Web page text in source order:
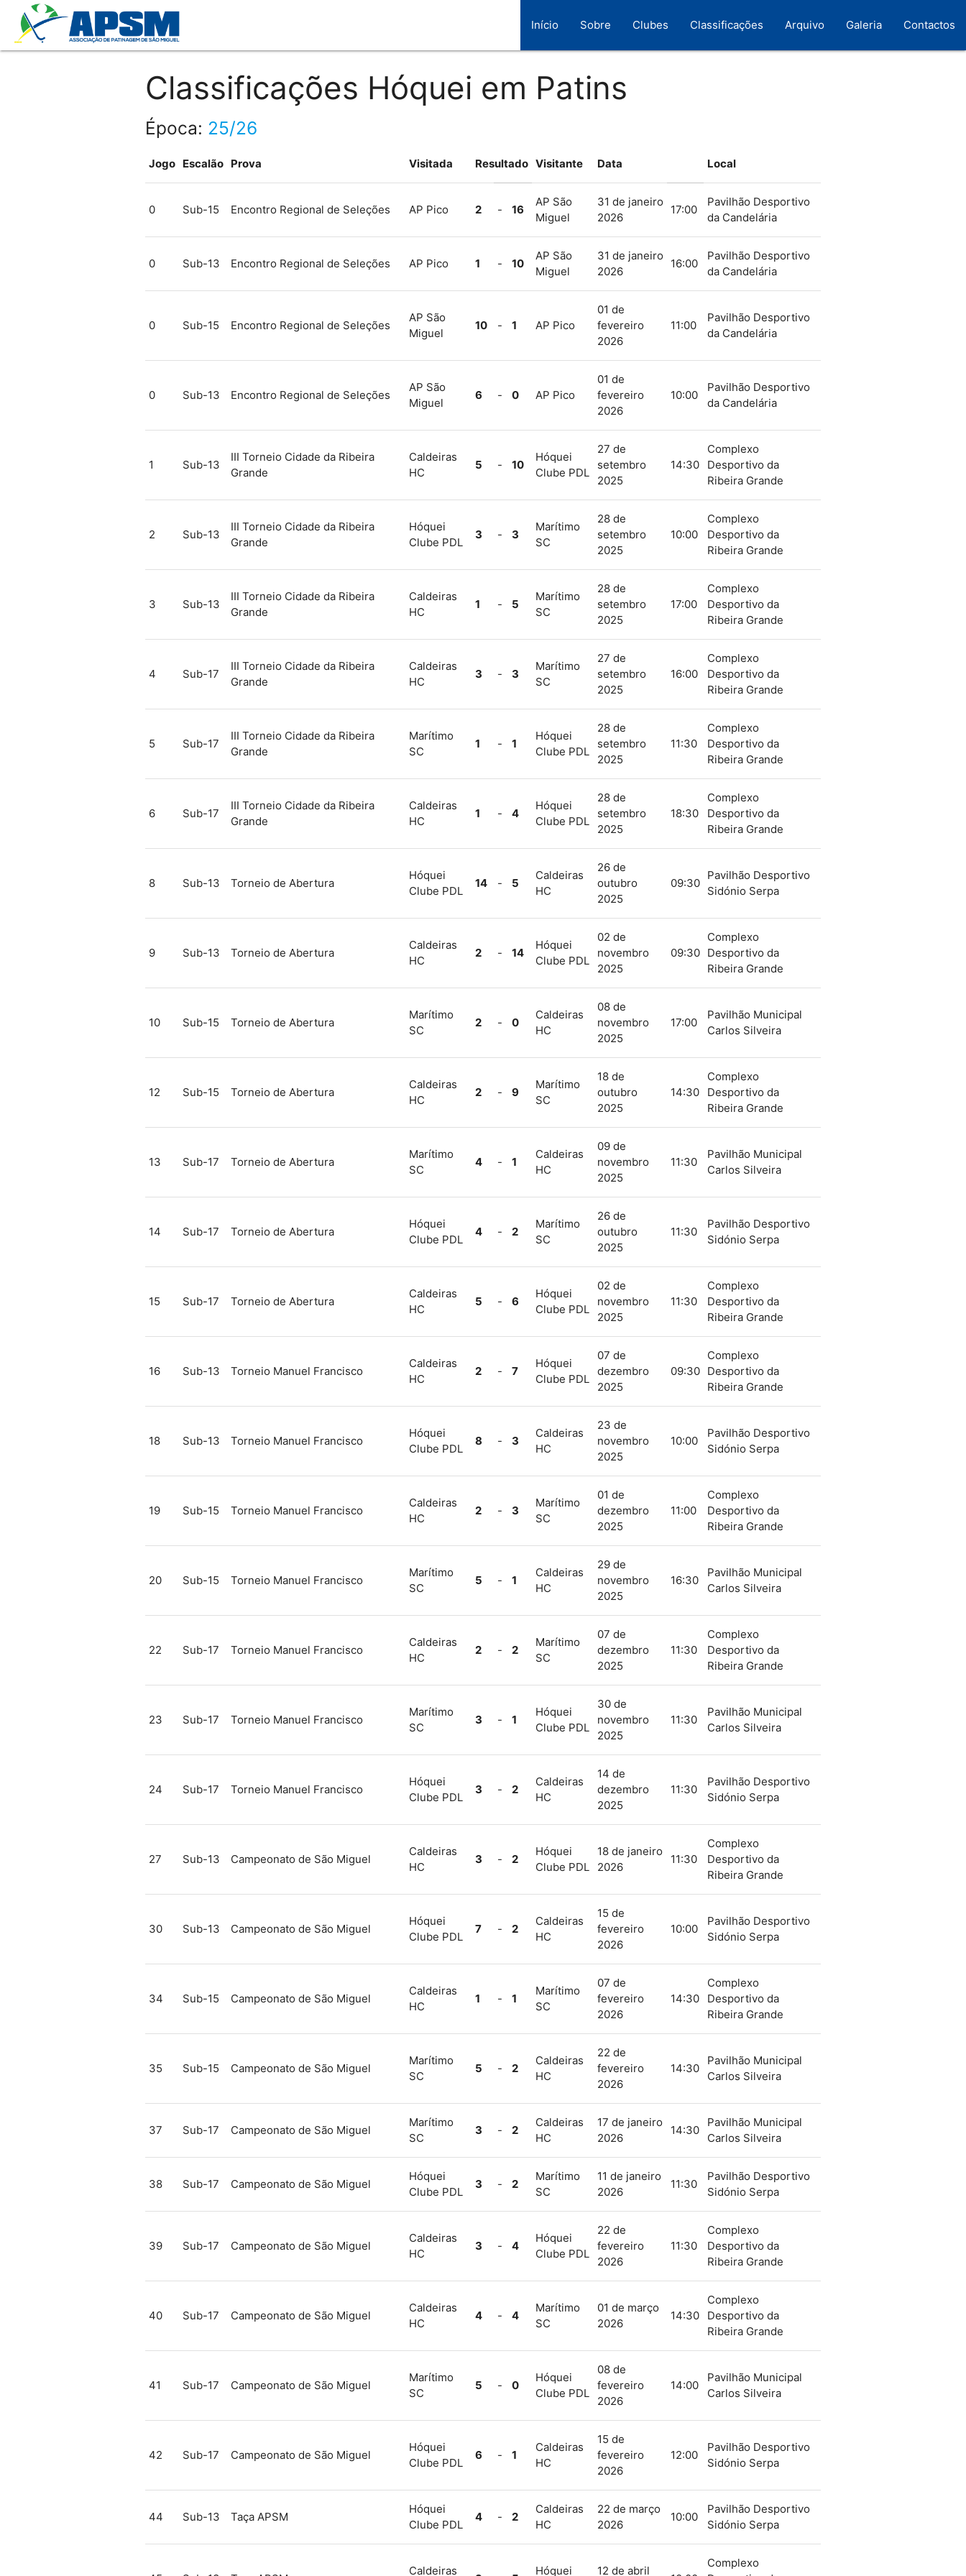
Início Sobre Clubes Classificações Arquivo Galeria Contactos
Classificações Hóquei em Patins
Época: 25/26
Jogo Escalão Prova Visitada Resultado Visitante Data Local
0 Sub-15 Encontro Regional de Seleções AP Pico 2 - 16
AP São
Miguel
31 de janeiro
2026
17:00
Pavilhão Desportivo
da Candelária
0 Sub-13 Encontro Regional de Seleções AP Pico 1 - 10
AP São
Miguel
31 de janeiro
2026
16:00
Pavilhão Desportivo
da Candelária
0 Sub-15 Encontro Regional de Seleções
AP São
Miguel
10 - 1 AP Pico
01 de
fevereiro
2026
11:00
Pavilhão Desportivo
da Candelária
0 Sub-13 Encontro Regional de Seleções
AP São
Miguel
6 - 0 AP Pico
01 de
fevereiro
2026
10:00
Pavilhão Desportivo
da Candelária
1 Sub-13
III Torneio Cidade da Ribeira
Grande
Caldeiras
HC
5 - 10
Hóquei
Clube PDL
27 de
setembro
2025
14:30
Complexo
Desportivo da
Ribeira Grande
2 Sub-13
III Torneio Cidade da Ribeira
Grande
Hóquei
Clube PDL
3 - 3
Marítimo
SC
28 de
setembro
2025
10:00
Complexo
Desportivo da
Ribeira Grande
3 Sub-13
III Torneio Cidade da Ribeira
Grande
Caldeiras
HC
1 - 5
Marítimo
SC
28 de
setembro
2025
17:00
Complexo
Desportivo da
Ribeira Grande
4 Sub-17
III Torneio Cidade da Ribeira
Grande
Caldeiras
HC
3 - 3
Marítimo
SC
27 de
setembro
2025
16:00
Complexo
Desportivo da
Ribeira Grande
5 Sub-17
III Torneio Cidade da Ribeira
Grande
Marítimo
SC
1 - 1
Hóquei
Clube PDL
28 de
setembro
2025
11:30
Complexo
Desportivo da
Ribeira Grande
6 Sub-17
III Torneio Cidade da Ribeira
Grande
Caldeiras
HC
1 - 4
Hóquei
Clube PDL
28 de
setembro
2025
18:30
Complexo
Desportivo da
Ribeira Grande
8 Sub-13 Torneio de Abertura
Hóquei
Clube PDL
14 - 5
Caldeiras
HC
26 de
outubro
2025
09:30
Pavilhão Desportivo
Sidónio Serpa
9 Sub-13 Torneio de Abertura
Caldeiras
HC
2 - 14
Hóquei
Clube PDL
02 de
novembro
2025
09:30
Complexo
Desportivo da
Ribeira Grande
10 Sub-15 Torneio de Abertura
Marítimo
SC
2 - 0
Caldeiras
HC
08 de
novembro
2025
17:00
Pavilhão Municipal
Carlos Silveira
12 Sub-15 Torneio de Abertura
Caldeiras
HC
2 - 9
Marítimo
SC
18 de
outubro
2025
14:30
Complexo
Desportivo da
Ribeira Grande
13 Sub-17 Torneio de Abertura
Marítimo
SC
4 - 1
Caldeiras
HC
09 de
novembro
2025
11:30
Pavilhão Municipal
Carlos Silveira
14 Sub-17 Torneio de Abertura
Hóquei
Clube PDL
4 - 2
Marítimo
SC
26 de
outubro
2025
11:30
Pavilhão Desportivo
Sidónio Serpa
15 Sub-17 Torneio de Abertura
Caldeiras
HC
5 - 6
Hóquei
Clube PDL
02 de
novembro
2025
11:30
Complexo
Desportivo da
Ribeira Grande
16 Sub-13 Torneio Manuel Francisco
Caldeiras
HC
2 - 7
Hóquei
Clube PDL
07 de
dezembro
2025
09:30
Complexo
Desportivo da
Ribeira Grande
18 Sub-13 Torneio Manuel Francisco
Hóquei
Clube PDL
8 - 3
Caldeiras
HC
23 de
novembro
2025
10:00
Pavilhão Desportivo
Sidónio Serpa
19 Sub-15 Torneio Manuel Francisco
Caldeiras
HC
2 - 3
Marítimo
SC
01 de
dezembro
2025
11:00
Complexo
Desportivo da
Ribeira Grande
20 Sub-15 Torneio Manuel Francisco
Marítimo
SC
5 - 1
Caldeiras
HC
29 de
novembro
2025
16:30
Pavilhão Municipal
Carlos Silveira
22 Sub-17 Torneio Manuel Francisco
Caldeiras
HC
2 - 2
Marítimo
SC
07 de
dezembro
2025
11:30
Complexo
Desportivo da
Ribeira Grande
23 Sub-17 Torneio Manuel Francisco
Marítimo
SC
3 - 1
Hóquei
Clube PDL
30 de
novembro
2025
11:30
Pavilhão Municipal
Carlos Silveira
24 Sub-17 Torneio Manuel Francisco
Hóquei
Clube PDL
3 - 2
Caldeiras
HC
14 de
dezembro
2025
11:30
Pavilhão Desportivo
Sidónio Serpa
27 Sub-13 Campeonato de São Miguel
Caldeiras
HC
3 - 2
Hóquei
Clube PDL
18 de janeiro
2026
11:30
Complexo
Desportivo da
Ribeira Grande
30 Sub-13 Campeonato de São Miguel
Hóquei
Clube PDL
7 - 2
Caldeiras
HC
15 de
fevereiro
2026
10:00
Pavilhão Desportivo
Sidónio Serpa
34 Sub-15 Campeonato de São Miguel
Caldeiras
HC
1 - 1
Marítimo
SC
07 de
fevereiro
2026
14:30
Complexo
Desportivo da
Ribeira Grande
35 Sub-15 Campeonato de São Miguel
Marítimo
SC
5 - 2
Caldeiras
HC
22 de
fevereiro
2026
14:30
Pavilhão Municipal
Carlos Silveira
37 Sub-17 Campeonato de São Miguel
Marítimo
SC
3 - 2
Caldeiras
HC
17 de janeiro
2026
14:30
Pavilhão Municipal
Carlos Silveira
38 Sub-17 Campeonato de São Miguel
Hóquei
Clube PDL
3 - 2
Marítimo
SC
11 de janeiro
2026
11:30
Pavilhão Desportivo
Sidónio Serpa
39 Sub-17 Campeonato de São Miguel
Caldeiras
HC
3 - 4
Hóquei
Clube PDL
22 de
fevereiro
2026
11:30
Complexo
Desportivo da
Ribeira Grande
40 Sub-17 Campeonato de São Miguel
Caldeiras
HC
4 - 4
Marítimo
SC
01 de março
2026
14:30
Complexo
Desportivo da
Ribeira Grande
41 Sub-17 Campeonato de São Miguel
Marítimo
SC
5 - 0
Hóquei
Clube PDL
08 de
fevereiro
2026
14:00
Pavilhão Municipal
Carlos Silveira
42 Sub-17 Campeonato de São Miguel
Hóquei
Clube PDL
6 - 1
Caldeiras
HC
15 de
fevereiro
2026
12:00
Pavilhão Desportivo
Sidónio Serpa
44 Sub-13 Taça APSM
Hóquei
Clube PDL
4 - 2
Caldeiras
HC
22 de março
2026
10:00
Pavilhão Desportivo
Sidónio Serpa
Caldeiras Hóquei 12 de abril
Complexo